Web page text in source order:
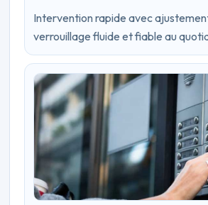
Intervention rapide avec
verrouillage fluide et fiable au